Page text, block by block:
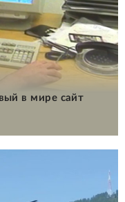
в мире сайт